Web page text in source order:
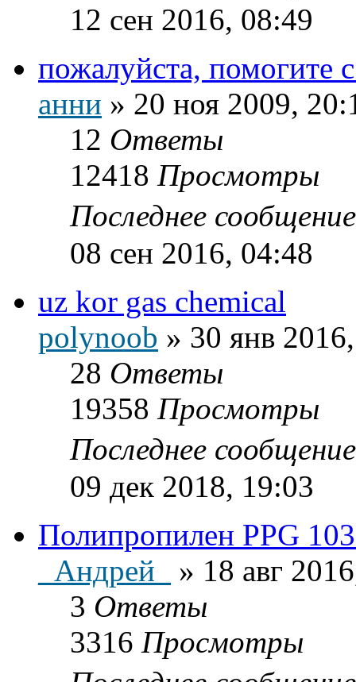
12 сен 2016, 08:49
пожалуйста, помогите
анни » 20 ноя 2009,
12 Ответы
12418 Просмотры
Последнее
08 сен 2016, 04:48
uz kor gas chemical
polynoob » 30 янв
28 Ответы
19358 Просмотры
Последнее
09 дек 2018, 19:03
Полипропилен PPG
_Андрей_
» 18 авг
3 Ответы
3316 Просмотры